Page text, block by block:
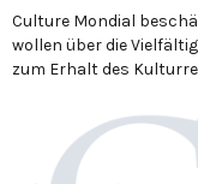
Culture Mondial
wollen über die
zum Erhalt des